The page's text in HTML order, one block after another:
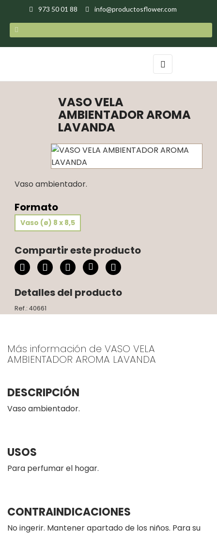
973 50 01 88 info@productosflower.com
Navegación
de
palanca
☰
VASO VELA
AMBIENTADOR AROMA
LAVANDA
Vaso ambientador.
Formato
Vaso (ø) 8 x 8,5
Compartir este producto
Detalles del producto
Ref.: 40661
Más información de VASO VELA
AMBIENTADOR AROMA LAVANDA
DESCRIPCIÓN
Vaso ambientador.
USOS
Para perfumar el hogar.
CONTRAINDICACIONES
No ingerir. Mantener apartado de los niños. Para su